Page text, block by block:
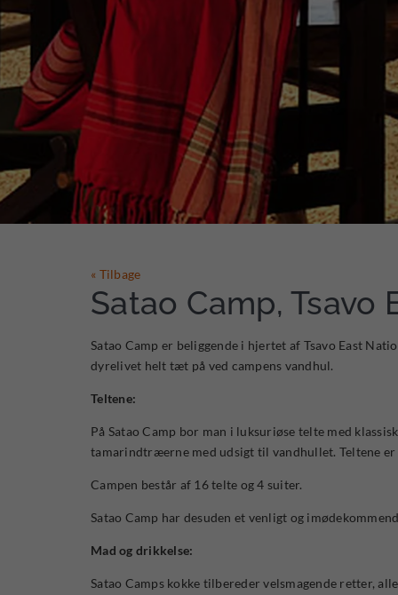
« Tilbage
Satao Camp, Tsavo
Satao Camp er beliggende i hjertet af Tsavo East
dyrelivet helt tæt på ved campens vandhul.
Teltene:
På Satao Camp bor man i luksuriøse telte med
tamarindtræerne med udsigt til vandhullet. Teltene er
Campen består af 16 telte og 4 suiter.
Satao Camp har desuden et venligt og
Mad og drikkelse:
Satao Camps kokke tilbereder velsmagende retter,